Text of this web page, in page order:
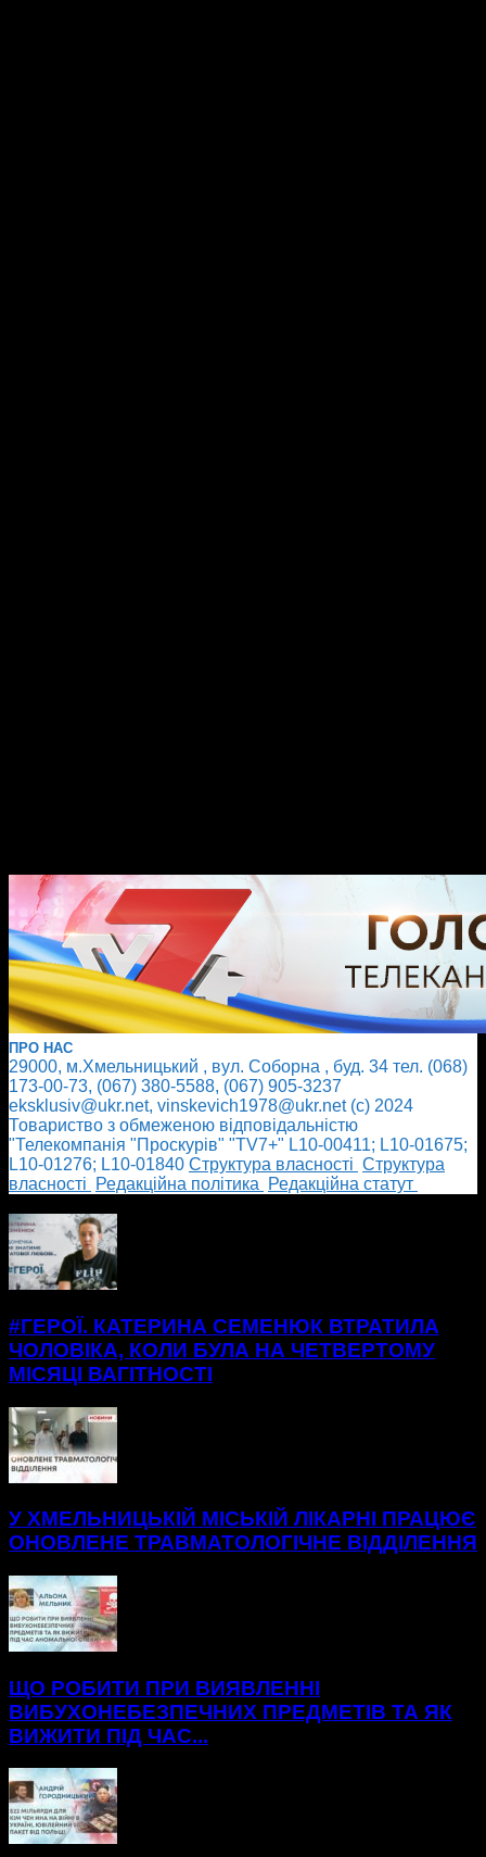
ПРО НАС
29000, м.Хмельницький , вул. Соборна , буд. 34 тел. (068)
173-00-73, (067) 380-5588, (067) 905-3237
eksklusiv@ukr.net, vinskevich1978@ukr.net (с) 2024
Товариство з обмеженою відповідальністю
"Телекомпанія "Проскурів" "TV7+" L10-00411; L10-01675;
L10-01276; L10-01840 Cтруктура власності Cтруктура
власності
Редакційна політика
Редакційна статут
#ГЕРОЇ. КАТЕРИНА СЕМЕНЮК ВТРАТИЛА
ЧОЛОВІКА, КОЛИ БУЛА НА ЧЕТВЕРТОМУ
МІСЯЦІ ВАГІТНОСТІ
У ХМЕЛЬНИЦЬКІЙ МІСЬКІЙ ЛІКАРНІ ПРАЦЮЄ
ОНОВЛЕНЕ ТРАВМАТОЛОГІЧНЕ ВІДДІЛЕННЯ
ЩО РОБИТИ ПРИ ВИЯВЛЕННІ
ВИБУХОНЕБЕЗПЕЧНИХ ПРЕДМЕТІВ ТА ЯК
ВИЖИТИ ПІД ЧАС...